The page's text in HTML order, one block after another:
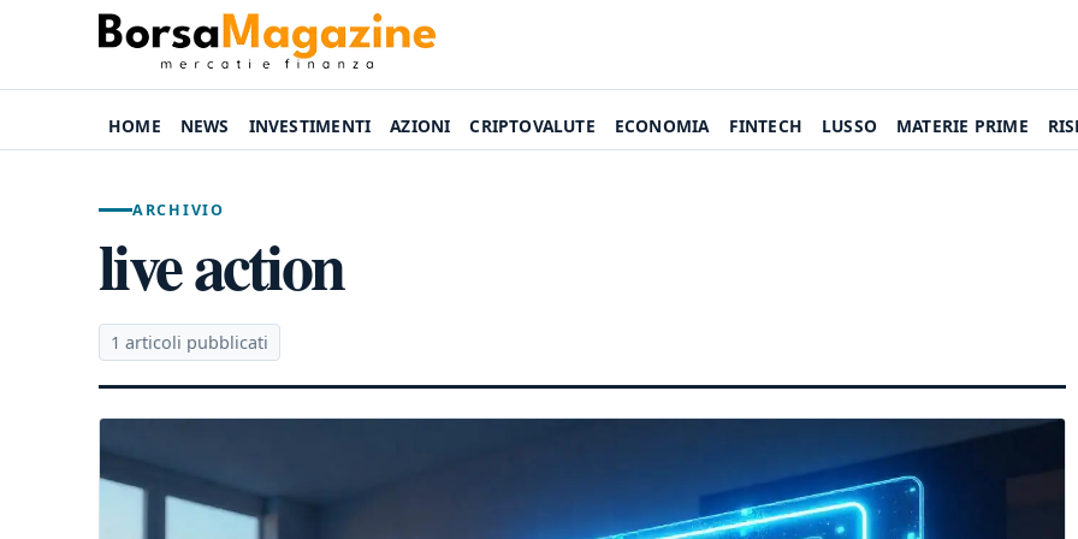
HOME NEWS INVESTIMENTI AZIONI CRIPTOVALUTE ECONOMIA FINTECH LUSSO MATERIE PRIME
ARCHIVIO
live action
1 articoli pubblicati